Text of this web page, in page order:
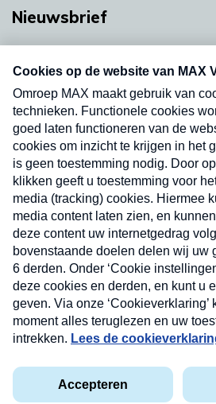
Nieuwsbrief
nieuwsbrief. Elke vrijdag- en
uw mailbox.
Privacyverklaring
Cookieverklaring
Kwetsbaarheid melden
Nieuwsbrief
Neem hier een gratis
nieuwsbrief. Elke vrijdag- en